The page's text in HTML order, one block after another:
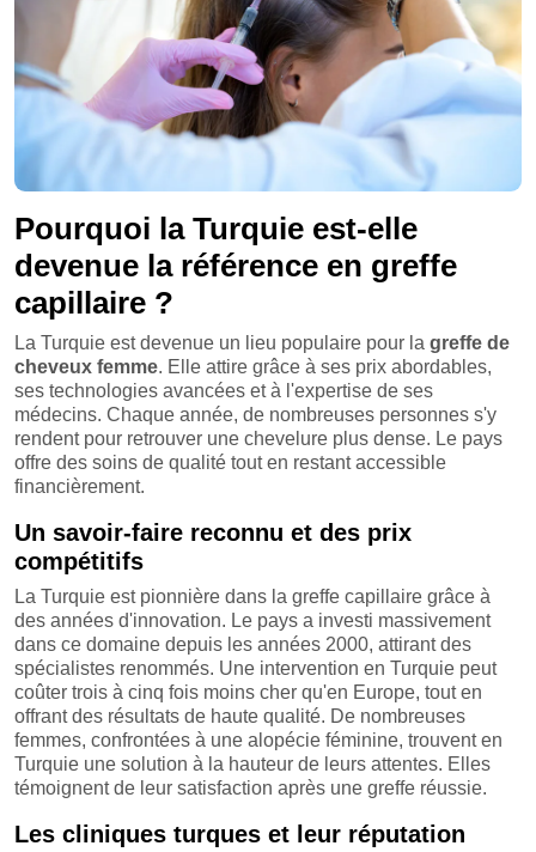
Pourquoi la Turquie est-elle
devenue la référence en greffe
capillaire ?
La Turquie est devenue un lieu populaire pour la greffe de
cheveux femme. Elle attire grâce à ses prix abordables,
ses technologies avancées et à l'expertise de ses
médecins. Chaque année, de nombreuses personnes s'y
rendent pour retrouver une chevelure plus dense. Le pays
offre des soins de qualité tout en restant accessible
financièrement.
Un savoir-faire reconnu et des prix
compétitifs
La Turquie est pionnière dans la greffe capillaire grâce à
des années d'innovation. Le pays a investi massivement
dans ce domaine depuis les années 2000, attirant des
spécialistes renommés. Une intervention en Turquie peut
coûter trois à cinq fois moins cher qu'en Europe, tout en
offrant des résultats de haute qualité. De nombreuses
femmes, confrontées à une alopécie féminine, trouvent en
Turquie une solution à la hauteur de leurs attentes. Elles
témoignent de leur satisfaction après une greffe réussie.
Les cliniques turques et leur réputation